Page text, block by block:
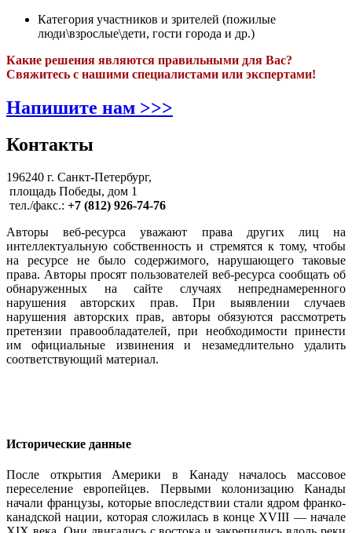
Категория участников и зрителей (пожилые
люди\взрослые\дети, гости города и др.)
Какие решения являются правильными для Вас?
Свяжитесь с нашими специалистами или экспертами!
Напишите нам >>>
Контакты
196240 г. Санкт-Петербург,
площадь Победы, дом 1
тел./факс.: +7 (812) 926-74-76
Авторы веб-ресурса уважают права других лиц на
интеллектуальную собственность и стремятся к тому, чтобы
на ресурсе не было содержимого, нарушающего таковые
права. Авторы просят пользователей веб-ресурса сообщать об
обнаруженных на сайте случаях непреднамеренного
нарушения авторских прав. При выявлении случаев
нарушения авторских прав, авторы обязуются рассмотреть
претензии правообладателей, при необходимости принести
им официальные извинения и незамедлительно удалить
соответствующий материал.
Исторические данные
После открытия Америки в Канаду началось массовое
переселение европейцев. Первыми колонизацию Канады
начали французы, которые впоследствии стали ядром франко-
канадской нации, которая сложилась в конце XVIII — начале